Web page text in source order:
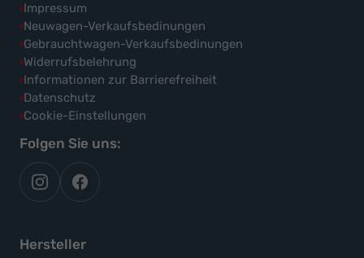
Impressum
Neuwagen-Verkaufsbedinungen
Gebrauchtwagen-Verkaufsbedinungen
Widerrufsbelehrung
Informationen zur Barrierefreiheit
Datenschutz
Cookie-Einstellungen
Folgen Sie uns:
autoflex
auf
autoflex24
auf
Hersteller